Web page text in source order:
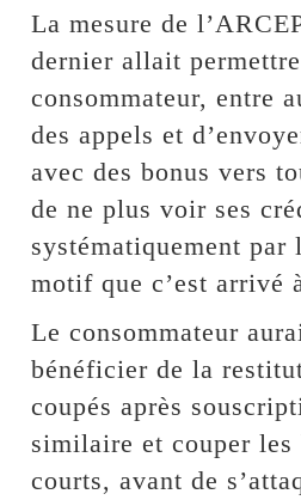
La mesure de
dernier allait
consommateur, entre
des appels et
avec des bonus vers
de ne plus voir ses
systématiquement par
motif que c’est arrivé
Le consommateur
bénéficier de la
coupés après
similaire et couper les
courts, avant de